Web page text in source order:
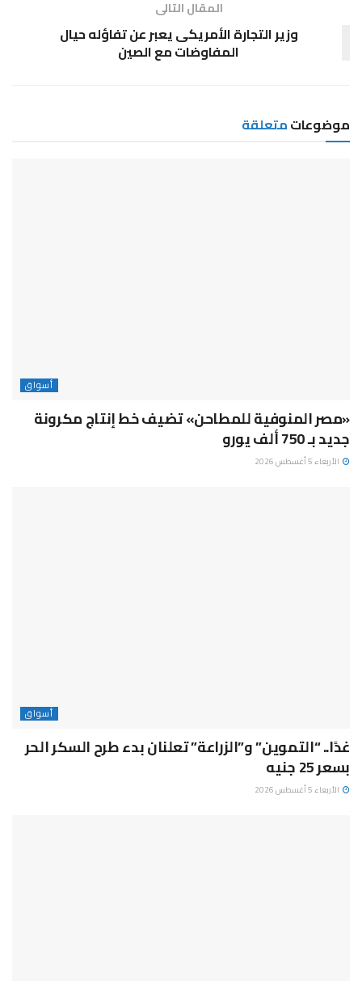
المقال التالى
وزير التجارة الأمريكى يعبر عن تفاؤله حيال
المفاوضات مع الصين
موضوعاتمتعلقة
أسواق
«مصر المنوفية للمطاحن» تضيف خط إنتاج مكرونة
جديد بـ 750 ألف يورو
الأربعاء 5 أغسطس 2026
أسواق
غدًا.. “التموين” و”الزراعة” تعلنان بدء طرح السكر الحر
بسعر 25 جنيه
الأربعاء 5 أغسطس 2026